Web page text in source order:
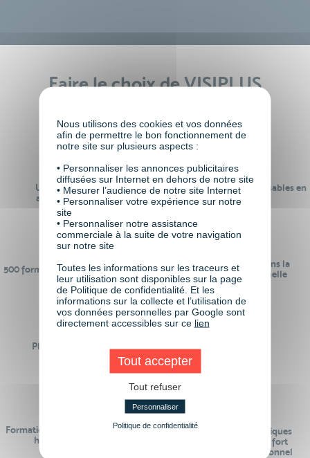
Faire le choix de VISIPLUS
Un réseau de 22 000
anciens participants
100% des formations réalisables en
digital learning
500 formations pour se préparer au
monde de demain
24 ans d'expérience dans la
formation professionnelle
Plus de 50 formations
Des intervenants
Formations réalisables pendant ou
hors temps de travail
Des contenus pédagogiques
« de pointe » et en lien fort
avec le monde professionnel
Nous utilisons des cookies et vos données
afin de permettre le bon fonctionnement de
notre site sur plusieurs aspects :
• Personnaliser les annonces publicitaires
diffusées sur Internet en dehors de notre site
• Mesurer l’audience de notre site Internet
• Personnaliser votre expérience sur notre
site
• Personnaliser notre assistance
commerciale à la suite de votre navigation
sur notre site
Toutes les informations sur les traceurs et
leur utilisation sont disponibles sur la page
de Politique de confidentialité. Et les
informations sur la collecte et l’utilisation de
vos données personnelles par Google sont
directement accessibles sur ce lien
Tout accepter
Tout refuser
Personnaliser
Politique de confidentialité